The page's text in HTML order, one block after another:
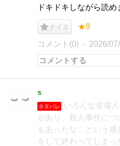
ドキドキしながら読め
ナイス ★9
コメント(0) 2026/
s
ネタバレ
いろんな登場
があり、殺人事件に
もあったな…という感
をして終わってしまっ